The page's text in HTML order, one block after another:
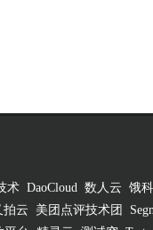
术 DaoCloud 数人云 饿
拍云 美团点评技术团